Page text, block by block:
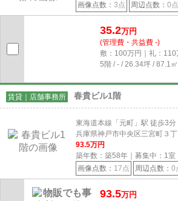
画像点数： 3点 周辺点数： 0点
35.2万円
(管理費・共益費 -)
敷：100万円｜礼：110
5階 / - / 26.34坪 / 87.1㎡
賃貸｜店舗事務所 春貴ビル1階
東海道本線「元町」駅 徒歩3分
兵庫県神戸市中央区三宮町３丁
93.5万円
築年数：築58年｜募集中： 1室
画像点数： 17点 周辺点数： 0
93.5万円